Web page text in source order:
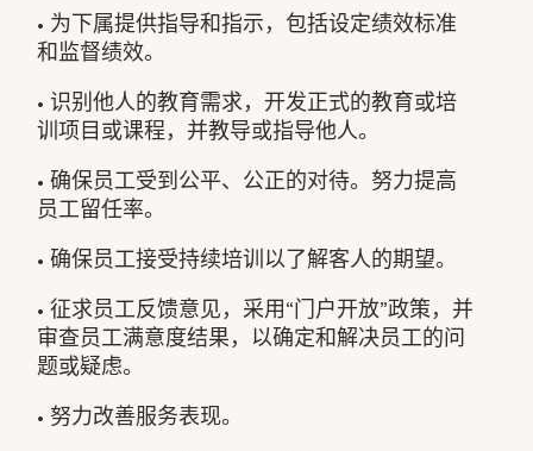
• 为下属提供指导和指示，包括设定绩效标准
和监督绩效。
• 识别他人的教育需求，开发正式的教育或培
训项目或课程，并教导或指导他人。
• 确保员工受到公平、公正的对待。努力提高
员工留任率。
• 确保员工接受持续培训以了解客人的期望。
• 征求员工反馈意见，采用“门户开放”政策，并
审查员工满意度结果，以确定和解决员工的问
题或疑虑。
• 努力改善服务表现。